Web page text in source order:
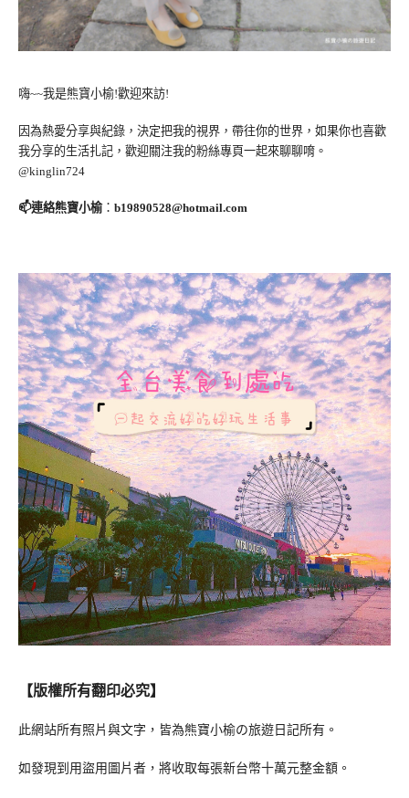
嗨~~我是熊寶小榆!歡迎來訪!
因為熱愛分享與紀錄，決定把我的視界，帶往你的世界，如果你也喜歡
我分享的生活扎記，歡迎關注我的粉絲專頁一起來聊聊唷。
@kinglin724
📫連絡熊寶小榆： b19890528@hotmail.com
【版權所有翻印必究】
此網站所有照片與文字，皆為熊寶小榆の旅遊日記所有。
如發現到用盜用圖片者，將收取每張新台幣十萬元整金額。